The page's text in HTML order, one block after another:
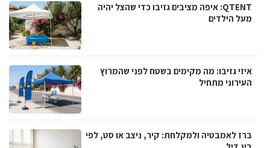
QTENT: איפה מציבים גזיבו כדי שהצל יהיה
מעל הילדים
איזי גזיבו: מה מקימים בשטח לפני שהמרוץ
העירוני מתחיל
ברז לאמבטיה ולמקלחת: קיר, ניצב או סט, לפי